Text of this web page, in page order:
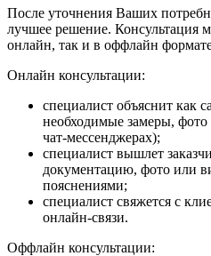
После уточнения Ваших
лучшее решение. Консультация
онлайн, так и в оффлайн
Онлайн консультации:
специалист объяснит как
необходимые замеры, фото
чат-мессенджерах);
специалист вышлет
документацию, фото или
пояснениями;
специалист свяжется с
онлайн-связи.
Оффлайн консультации: